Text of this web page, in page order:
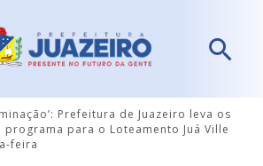
Prefeitura de Juazeiro leva os
programa para o Loteamento Juá Ville
feira